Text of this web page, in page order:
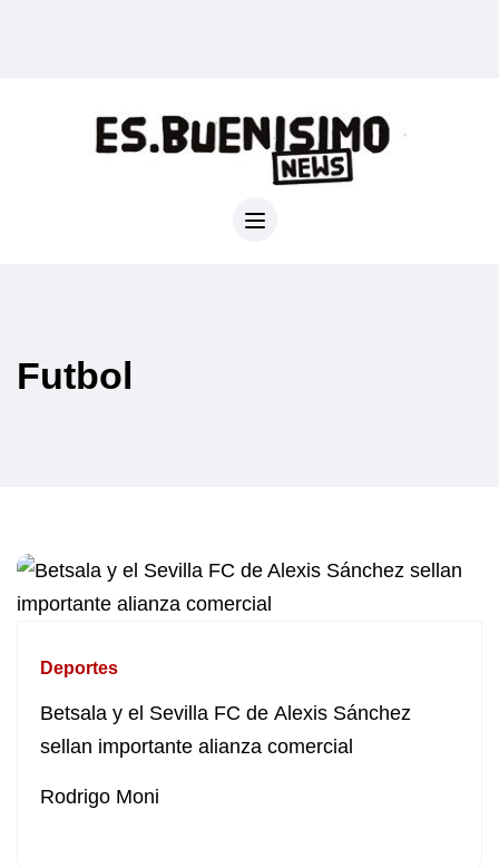
Futbol
Deportes
Betsala y el Sevilla FC de Alexis Sánchez
sellan importante alianza comercial
Rodrigo Moni